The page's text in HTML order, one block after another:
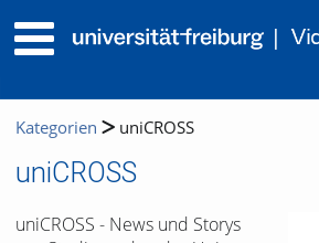
Kategorien uniCROSS
uniCROSS
uniCROSS - News und Storys